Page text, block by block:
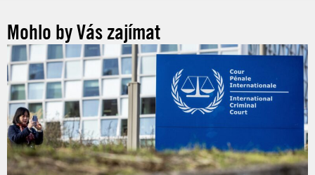
Mohlo by Vás zajímat